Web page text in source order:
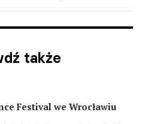
także
Festival we Wrocławiu